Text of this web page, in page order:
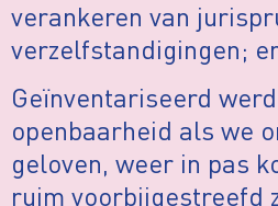
verankeren van
verzelfstandigingen;
Geïnventariseerd
openbaarheid als we
geloven, weer in pas
ruim voorbijgestreefd